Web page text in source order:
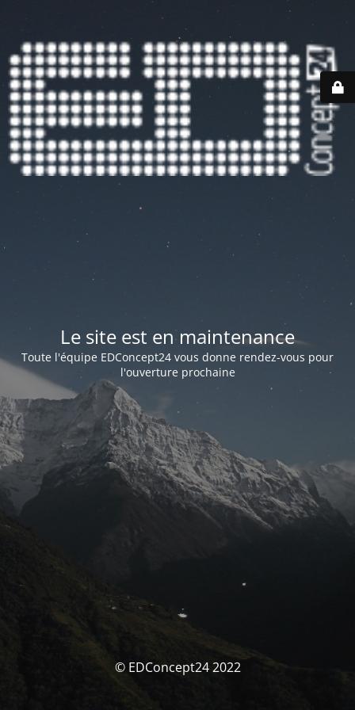
Le site est en maintenance
Toute l'équipe EDConcept24 vous donne rendez-vous pour
l'ouverture prochaine
© EDConcept24 2022